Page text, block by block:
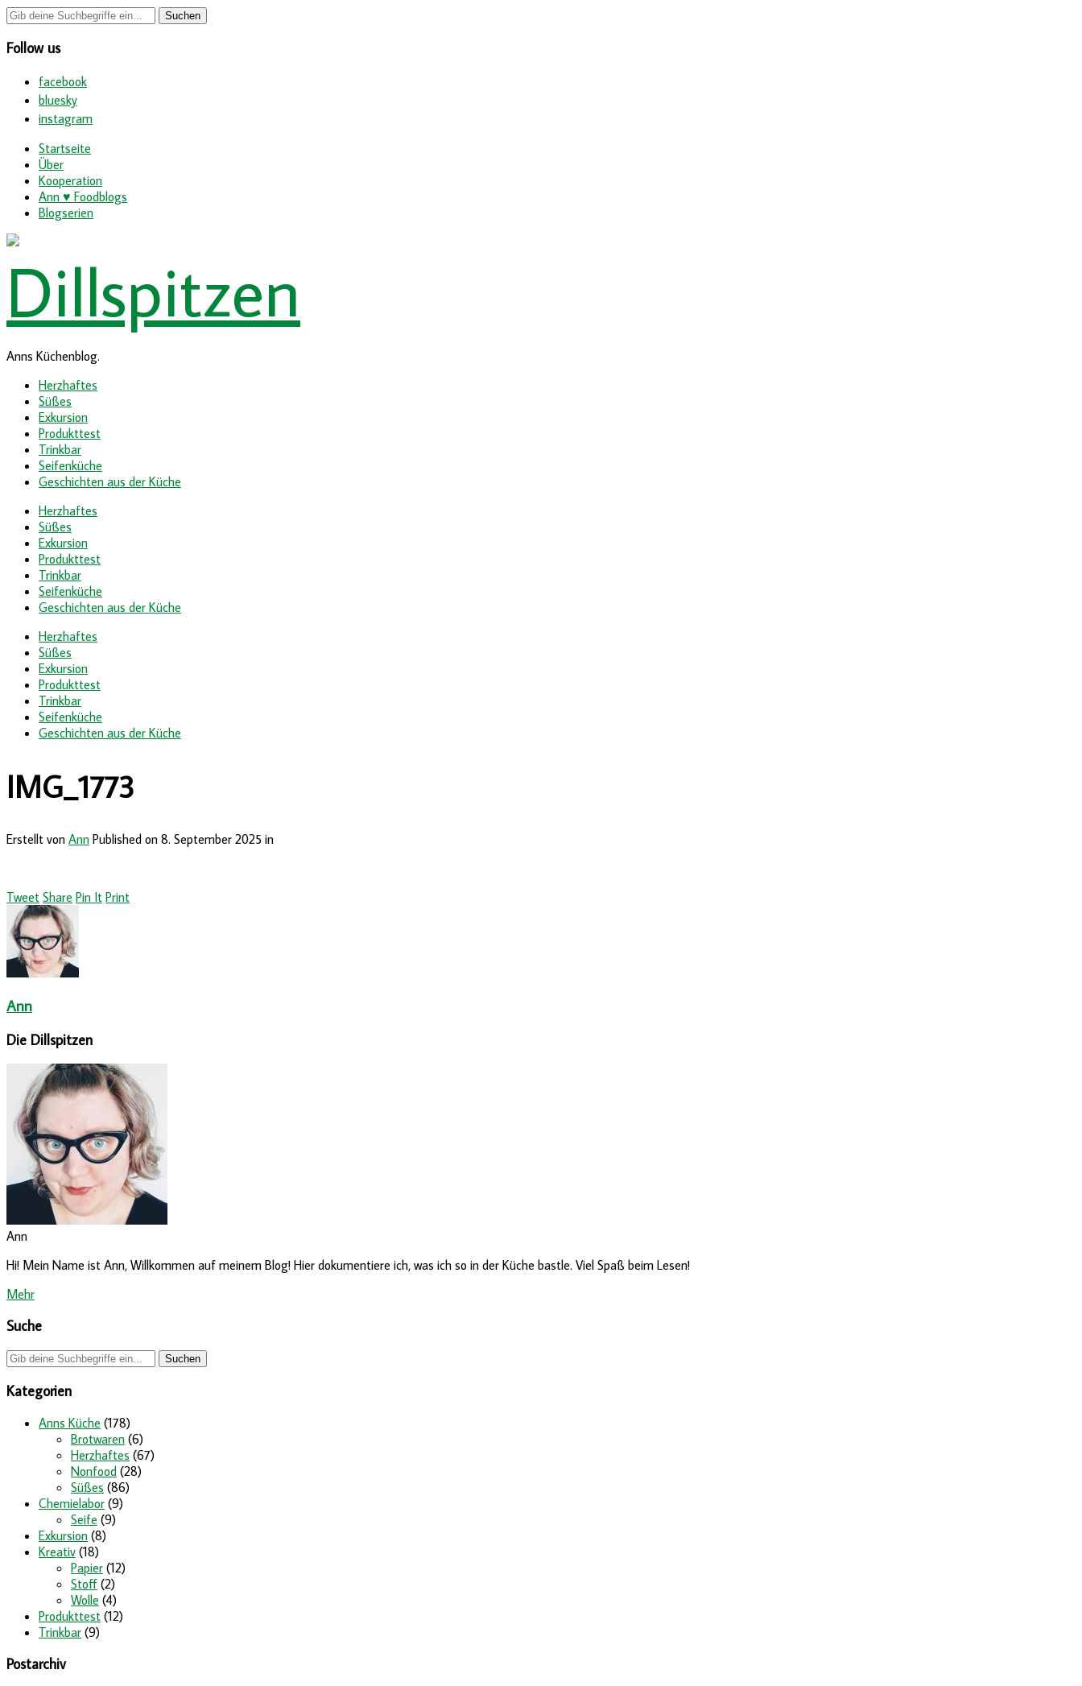
Follow us
facebook
bluesky
instagram
Startseite
Über
Kooperation
Ann ♥ Foodblogs
Blogserien
Anns Küchenblog.
Herzhaftes
Süßes
Exkursion
Produkttest
Trinkbar
Seifenküche
Geschichten aus der Küche
Herzhaftes
Süßes
Exkursion
Produkttest
Trinkbar
Seifenküche
Geschichten aus der Küche
Herzhaftes
Süßes
Exkursion
Produkttest
Trinkbar
Seifenküche
Geschichten aus der Küche
IMG_1773
Erstellt von Ann Published on 8. September 2025 in
Tweet Share Pin It Print
Ann
Die Dillspitzen
Ann
Hi! Mein Name ist Ann, Willkommen auf meinem Blog! Hier dokumentiere ich, was ich so in der Küche bastle. Viel Spaß beim Lesen!
Mehr
Suche
Kategorien
Anns Küche (178)
Brotwaren (6)
Herzhaftes (67)
Nonfood (28)
Süßes (86)
Chemielabor (9)
Seife (9)
Exkursion (8)
Kreativ (18)
Papier (12)
Stoff (2)
Wolle (4)
Produkttest (12)
Trinkbar (9)
Postarchiv